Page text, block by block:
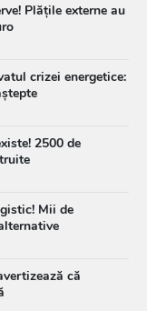
Plățile externe au
crizei energetice:
2500 de
Mii de
că